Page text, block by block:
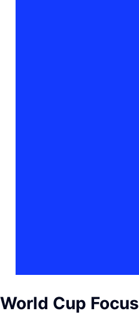
World Cup Focus